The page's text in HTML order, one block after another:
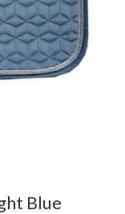
Blue